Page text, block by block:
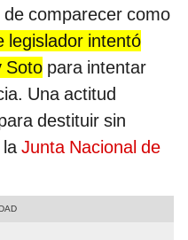
comparecer como
legislador intentó
Soto para intentar
Una actitud
destituir sin
laJunta Nacional de